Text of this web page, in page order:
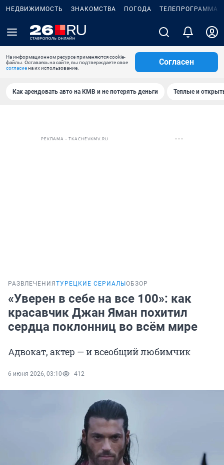
НЕДВИЖИМОСТЬ ЗНАКОМСТВА ПОГОДА ТЕЛЕПРОГРАММА
На информационном ресурсе применяются cookie-
файлы. Оставаясь на сайте, вы подтверждаете свое
согласиена их использование.
Согласен
Как арендовать авто на КМВ и не потерять деньги Теплые и
РЕКЛАМА • TKACHEVKMV.RU
РАЗВЛЕЧЕНИЯ ТУРЕЦКИЕ СЕРИАЛЫ ОБЗОР
«Уверен в себе на все 100»: как
красавчик Джан Яман похитил
сердца поклонниц во всём мире
Адвокат, актер — и всеобщий любимчик
6 июня 2026, 03:10 412